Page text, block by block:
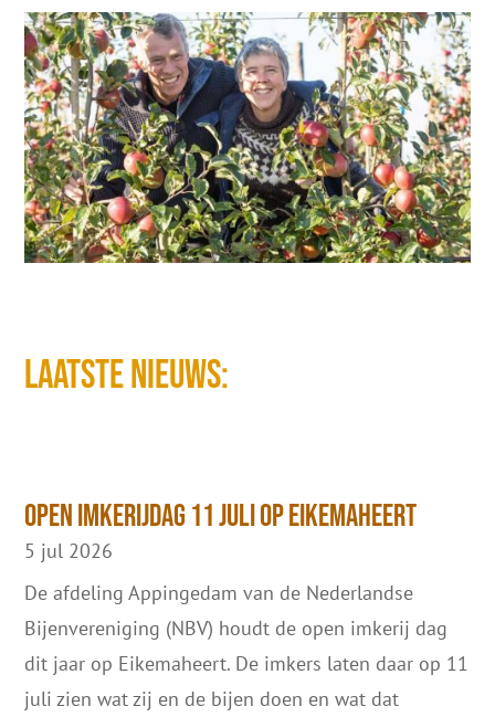
laatste nieuws:
Open Imkerijdag 11 juli op Eikemaheert
5 jul 2026
De afdeling Appingedam van de Nederlandse
Bijenvereniging (NBV) houdt de open imkerij dag
dit jaar op Eikemaheert. De imkers laten daar op 11
juli zien wat zij en de bijen doen en wat dat